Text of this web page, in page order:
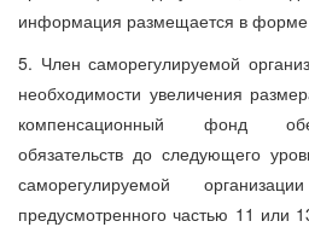
информация размещается в форме
5. Член саморегулируемой
необходимости увеличения
компенсационный фонд
обязательств до следующего
саморегулируемой
предусмотренного частью 11 или